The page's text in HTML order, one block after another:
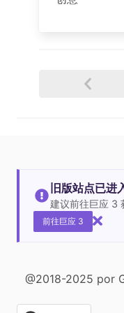
旧版站点已进
建议前往巨应 3
前往巨应 3
@2018-2025 por